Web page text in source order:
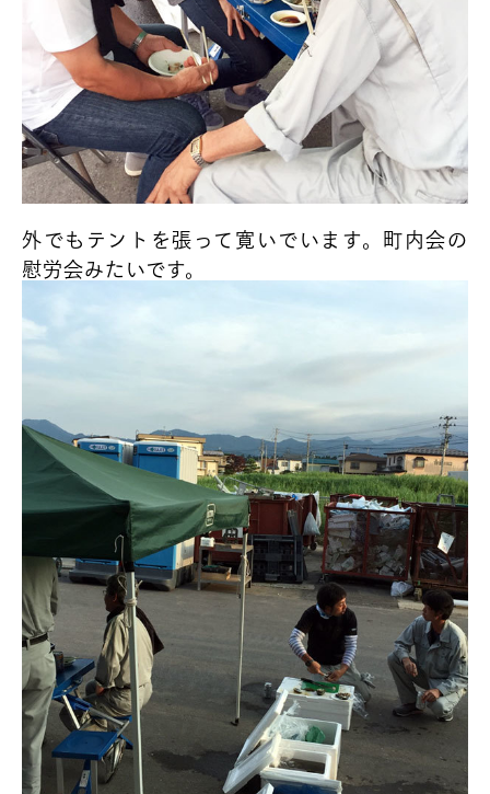
外でもテントを張って寛いでいます。町内会の
慰労会みたいです。